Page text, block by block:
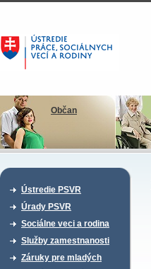
Občan
Ústredie PSVR
Úrady PSVR
Sociálne veci a rodina
Služby zamestnanosti
Záruky pre mladých